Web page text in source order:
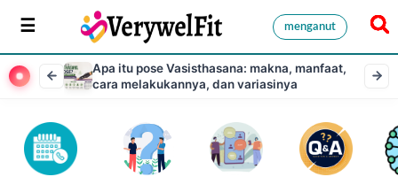
menganut
Apa itu pose Vasisthasana: makna, manfaat,
cara melakukannya, dan variasinya